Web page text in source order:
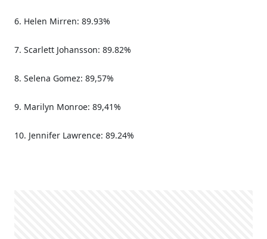
6. Helen Mirren: 89.93%
7. Scarlett Johansson: 89.82%
8. Selena Gomez: 89,57%
9. Marilyn Monroe: 89,41%
10. Jennifer Lawrence: 89.24%